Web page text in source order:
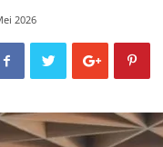
2026